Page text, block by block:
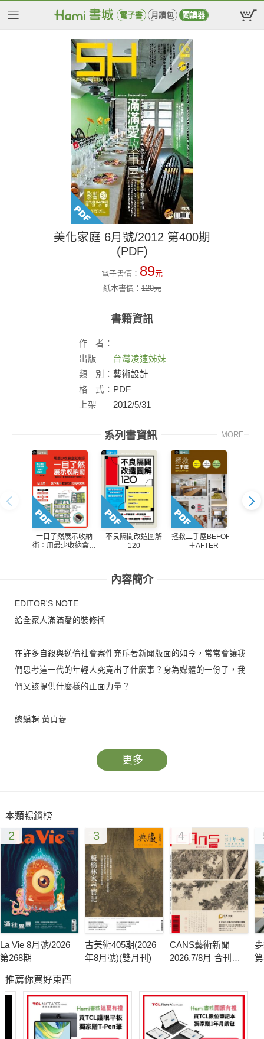
電子書 月讀包 閱讀器
美化家庭 6月號/2012 第400期
(PDF)
電子書價： 89元
紙本書價：120元
書籍資訊
作
者：
出版
社：
台灣凌速姊妹
類
別： 藝術設計
格
式： PDF
上架
2012/5/31
系列書資訊 MORE
一目了然展示收納
術：用最少收納盒就
不良隔間改造圖解
120
拯救二手屋BEFORE
＋AFTER
內容簡介
EDITOR'S NOTE
給全家人滿滿愛的裝修術
在許多自殺與逆倫社會案件充斥著新聞版面的如今，常常會讓我
們思考這一代的年輕人究竟出了什麼事？身為媒體的一份子，我
們又該提供什麼樣的正面力量？
總編輯 黃貞菱
更多
本類暢銷榜
2
La Vie 8月號/2026
第268期
3
古美術405期(2026
年8月號)(雙月刊)
4
CANS藝術新聞
2026.7/8月 合刊號
推薦你買好東西